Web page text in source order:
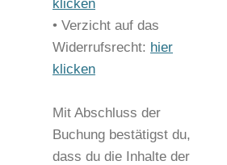
klicken
• Verzicht auf das
Widerrufsrecht: hier
klicken
Mit Abschluss der
Buchung bestätigst du,
dass du die Inhalte der